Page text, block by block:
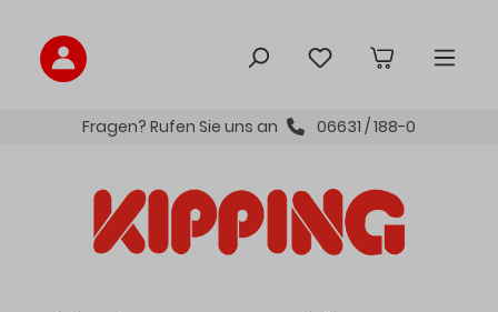
Fragen? Rufen Sie uns an 06631 / 188-0